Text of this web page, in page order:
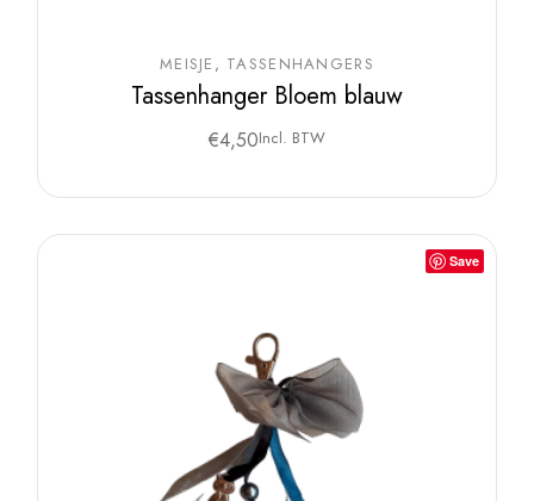
MEISJE TASSENHANGERS
Tassenhanger Bloem blauw
€4,50Incl. BTW
Save